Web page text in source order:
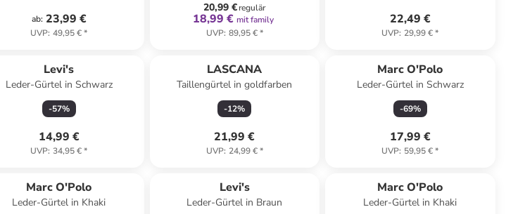
ab: 23,99 €
UVP: 49,95 €*
20,99 €regulär
18,99 € mit family
UVP: 89,95 €*
22,49 €
UVP: 29,99 €*
Levi's
Leder-Gürtel in Schwarz
-57%
14,99 €
UVP: 34,95 €*
LASCANA
Taillengürtel in goldfarben
-12%
21,99 €
UVP: 24,99 €*
Marc O'Polo
Leder-Gürtel in Schwarz
-69%
17,99 €
UVP: 59,95 €*
Marc O'Polo
Leder-Gürtel in Khaki
Levi's
Leder-Gürtel in Braun
Marc O'Polo
Leder-Gürtel in Khaki